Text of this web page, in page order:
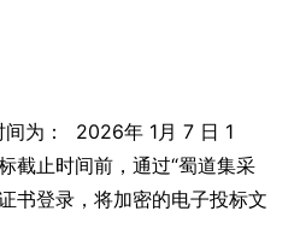
间为： 2026年 1月 7 日 1
截止时间前，通过“蜀道集采
书登录，将加密的电子投标文